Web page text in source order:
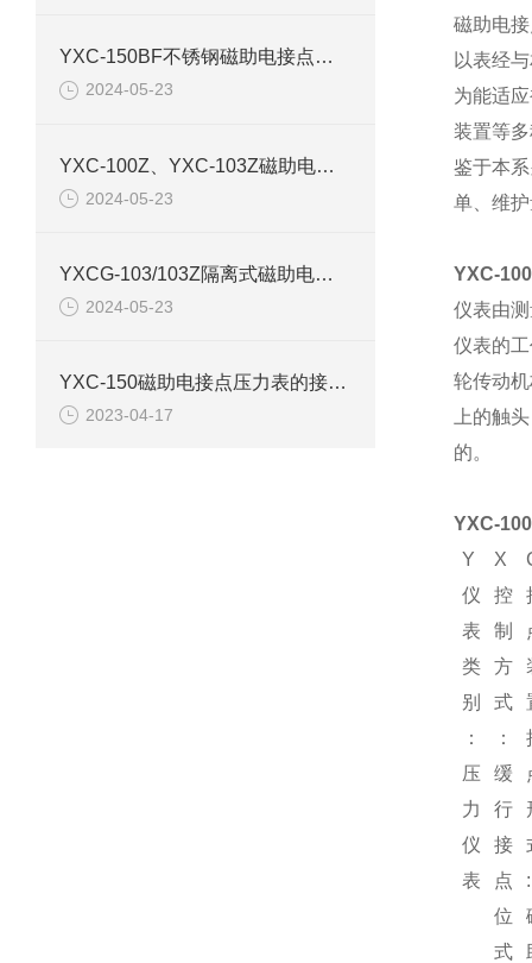
YXC-150BF不锈钢磁助电接点压力表产品介绍
2024-05-23
YXC-100Z、YXC-103Z磁助电接点压力表产品介绍
2024-05-23
YXCG-103/103Z隔离式磁助电接点压力表产品介绍
2024-05-23
YXC-150磁助电接点压力表的接线图和原理结构
2023-04-17
磁助电
以表经
为能适
装置等
鉴于本
单、维
YXC-
仪表由
仪表的
轮传动
上的触
的。
YXC-100
Y
X
仪
表
类
别
：
压
力
仪
表
控
制
方
式
：
缓
行
接
点
位
式
: